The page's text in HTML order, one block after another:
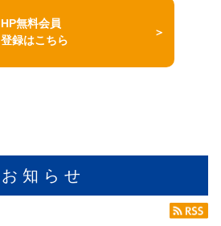
お 知 ら せ
HP無料会員
登録はこちら